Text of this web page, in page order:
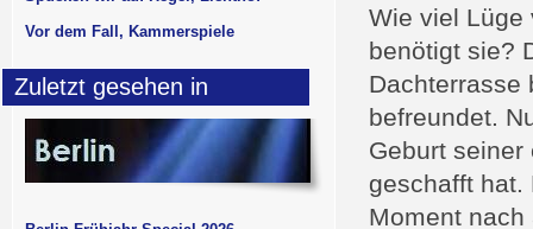
Wie viel Lüge
benötigt sie?
Dachterrasse
befreundet.
Geburt
geschafft hat.
Moment
Vor dem Fall, Kammerspiele
Zuletzt gesehen in